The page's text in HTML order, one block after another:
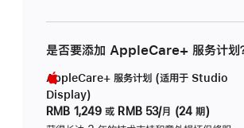
是否要添加 AppleCare+ 服务计划
AppleCare+ 服务计划 (适用于 Studio
Display)
RMB 1,249 或 RMB 53/月 (24 期)